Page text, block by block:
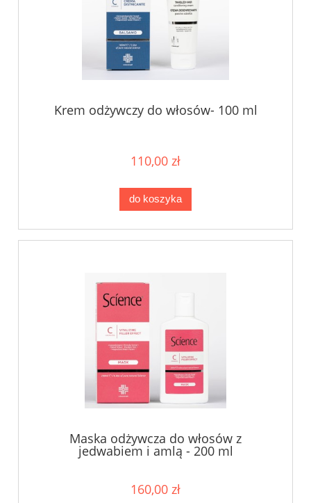
Krem odżywczy do włosów- 100 ml
110,00 zł
do koszyka
Maska odżywcza do włosów z
jedwabiem i amlą - 200 ml
160,00 zł